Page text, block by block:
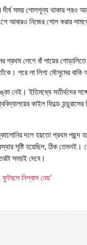
দীর্ঘ সময় গোলশূন্য থাকার
আবারও নিজের গোল করার
প্রথম লেগে বাঁ পায়ের
পরে লা লিগা মৌসুমের বাকি
নেই। ইতিমধ্যে সতীর্থদের
কাইল ফিল্ডে হন্ডুরাসের
দলে হয়তো প্রথম পছন্দ
সৃষ্টি হয়েছিল, ঠিক
সময়ই দেবে।
নিশ্বাস নেয়’